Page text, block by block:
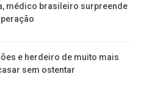
médico brasileiro surpreende
e herdeiro de muito mais
sem ostentar